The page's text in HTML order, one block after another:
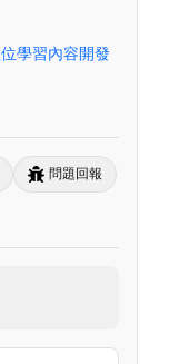
學習內容開發
問題回報